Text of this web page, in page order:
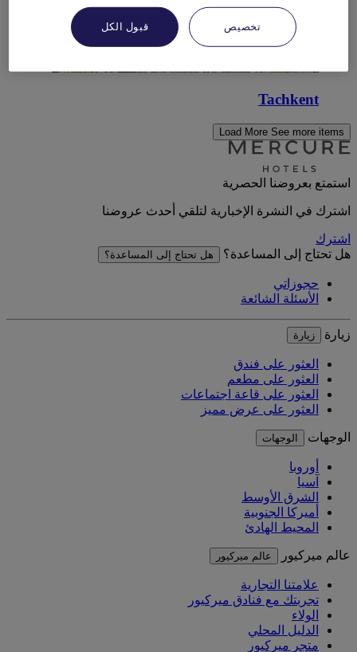
Tachkent
Load More See more items
استمتع بعروضنا الحصرية
اشترك في النشرة الإخبارية لتلقي أحدث عروضنا
اشترك
هل تحتاج إلى المساعدة؟
هل تحتاج إلى المساعدة؟
حجوزاتي
الأسئلة الشائعة
زيارة زيارة
العثور على فندق
العثور على مطعم
العثور على قاعة اجتماعات
العثور على عرض مميز
الوجهات الوجهات
أوروبا
آسيا
الشرق الأوسط
أميركا الجنوبية
المحيط الهادئ
عالم ميركيور عالم ميركيور
علامتنا التجارية
تجربتك مع فنادق ميركيور
الولاء
الدليل المحلي
متجر ميركيور
تخصيص قبول الكل